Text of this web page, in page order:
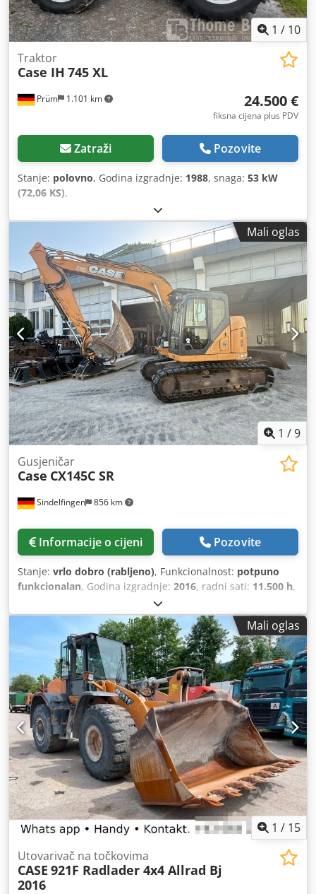
1 / 10
Prüm 1.101 km
Traktor
Case IH 745 XL
24.500 €
fiksna cijena plus PDV
Zatraži Pozovite
Stanje: polovno, Godina izgradnje: 1988, snaga: 53 kW
(72,06 KS),
Mali oglas
1 /9
Sindelfingen 856 km
Gusjeničar
Case CX145C SR
Informacije o cijeni Pozovite
Stanje: vrlo dobro (rabljeno), Funkcionalnost: potpuno
funkcionalan, Godina izgradnje: 2016, radni sati: 11.500 h,
Mali oglas
1 / 15
Utovarivač na točkovima
CASE 921F Radlader 4x4 Allrad Bj
2016